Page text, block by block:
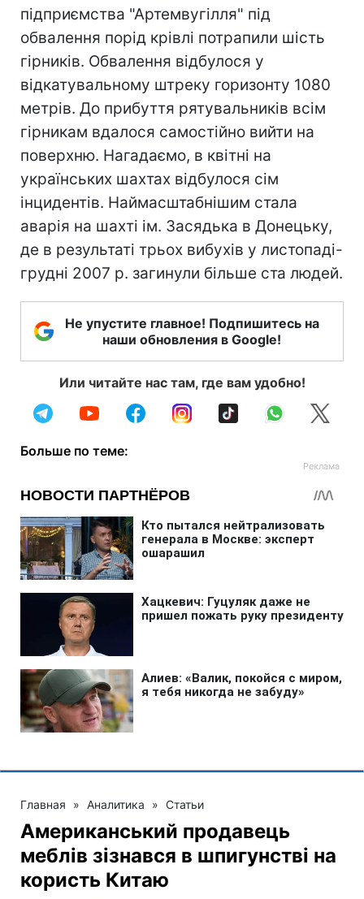
підприємства "Артемвугілля" під
обвалення порід крівлі потрапили шість
гірників. Обвалення відбулося у
відкатувальному штреку горизонту 1080
метрів. До прибуття рятувальників всім
гірникам вдалося самостійно вийти на
поверхню. Нагадаємо, в квітні на
українських шахтах відбулося сім
інцидентів. Наймасштабнішим стала
аварія на шахті ім. Засядька в Донецьку,
де в результаті трьох вибухів у листопаді-
грудні 2007 р. загинули більше ста людей.
Не упустите главное! Подпишитесь на
наши обновления в Google!
Или читайте нас там, где вам удобно!
Больше по теме:
Главная » Аналитика » Статьи
Американський продавець
меблів зізнався в шпигунстві на
користь Китаю